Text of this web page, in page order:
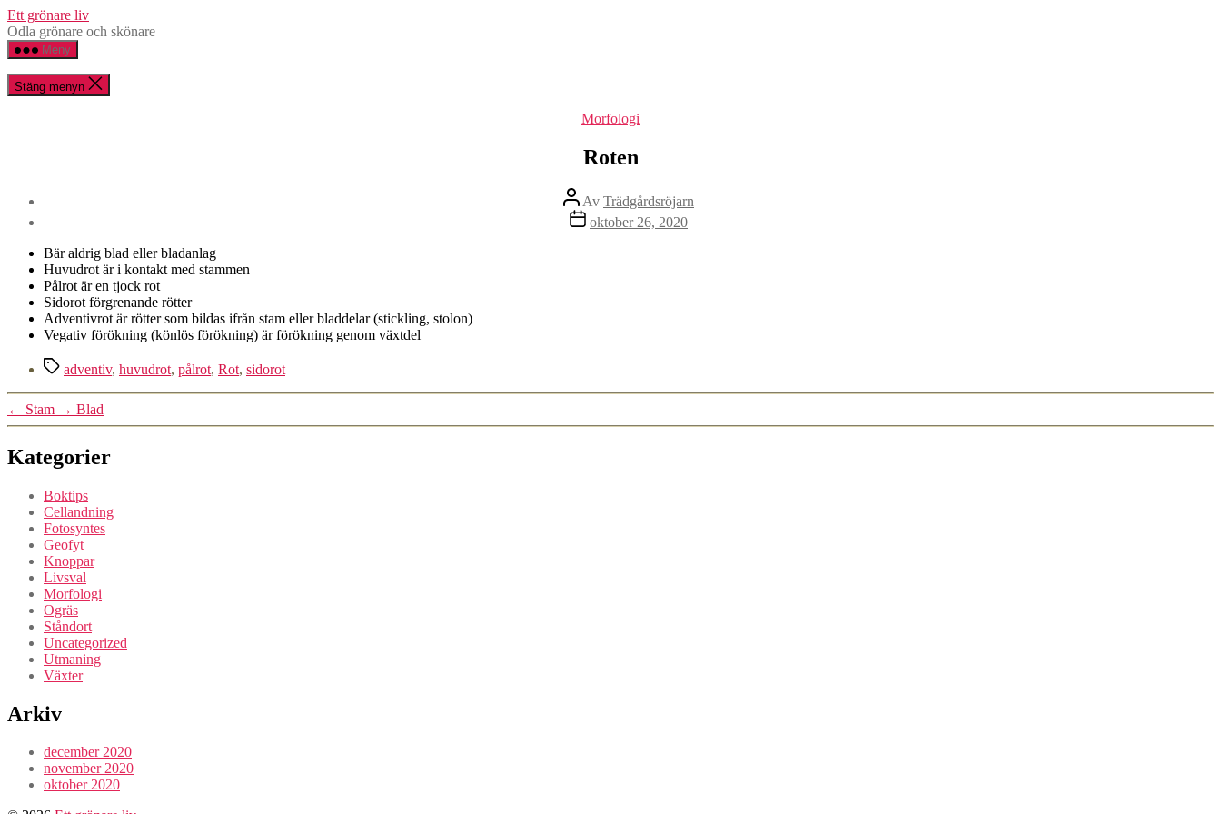
Hoppa
till
innehåll
Ett grönare liv
Odla grönare och skönare
Meny
Stäng menyn
Kategorier
Morfologi
Roten
Inläggsförfattare
Av Trädgårdsröjarn
Inläggsdatum
oktober 26, 2020
Bär aldrig blad eller bladanlag
Huvudrot är i kontakt med stammen
Pålrot är en tjock rot
Sidorot förgrenande rötter
Adventivrot är rötter som bildas ifrån stam eller bladdelar (stickling, stolon)
Vegativ förökning (könlös förökning) är förökning genom växtdel
Etiketter
adventiv, huvudrot, pålrot, Rot, sidorot
← Stam → Blad
Kategorier
Boktips
Cellandning
Fotosyntes
Geofyt
Knoppar
Livsval
Morfologi
Ogräs
Ståndort
Uncategorized
Utmaning
Växter
Arkiv
december 2020
november 2020
oktober 2020